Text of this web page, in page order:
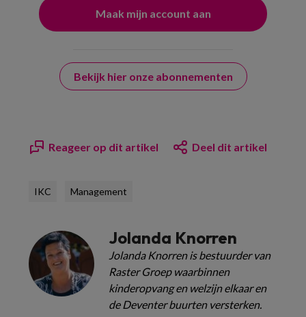
Bekijk hier onze abonnementen
Reageer op dit artikel Deel dit artikel
IKC Management
Jolanda Knorren
Jolanda Knorren is bestuurder van
Raster Groep waarbinnen
kinderopvang en welzijn elkaar en
de Deventer buurten versterken.